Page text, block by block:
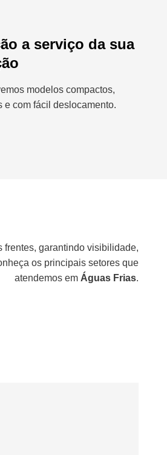
a serviço da sua
modelos compactos,
e com fácil deslocamento.
frentes, garantindo visibilidade,
os principais setores que
atendemos em Águas Frias.